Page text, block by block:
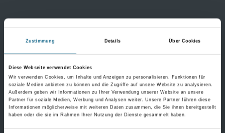
Zustimmung Details Über Cookies
Diese Webseite verwendet Cookies
Wir verwenden Cookies, um Inhalte und Anzeigen zu personalisieren, Funktionen für
soziale Medien anbieten zu können und die Zugriffe auf unsere Website zu analysieren.
Außerdem geben wir Informationen zu Ihrer Verwendung unserer Website an unsere
Partner für soziale Medien, Werbung und Analysen weiter. Unsere Partner führen diese
Informationen möglicherweise mit weiteren Daten zusammen, die Sie ihnen bereitgestellt
haben oder die sie im Rahmen Ihrer Nutzung der Dienste gesammelt haben.
Fertigtapeten Premium
Überstreichbare Tapeten & Vliese
Fertigtapeten Basic
Alle Wandbeläge